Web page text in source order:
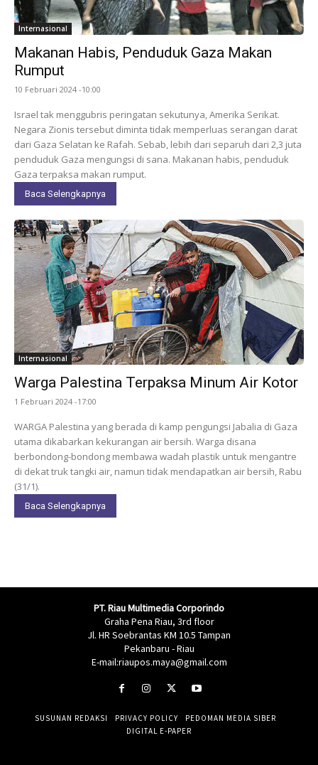
Internasional
Makanan Habis, Penduduk Gaza Makan
Rumput
10 Februari 2024 -10:00
Israel tak menggubris peringatan sekutunya, Amerika Serikat.
Negara Zionis tersebut diminta tidak memperluas serangan darat
dari Gaza Selatan ke Rafah. Sebab, lebih dari separuh dari 2,3 juta
penduduk Gaza mengungsi di sana. Makanan habis, penduduk
Gaza terpaksa makan rumput.
Baca Selengkapnya
Internasional
Warga Palestina Terpaksa Minum Air Kotor
1 Februari 2024 -17:00
WARGA Palestina yang berada di kamp pengungsi Jabalia di Gaza
utama dikabarkan kekurangan air bersih. Warga disana
berbondong-bondong membawa wadah plastik untuk mengantre
di dekat truk tangki air, namun tidak mendapatkan air bersih, Rabu
(31/1).
Baca Selengkapnya
PT. Riau Multimedia Corporindo
Graha Pena Riau, 3rd floor
Jl. HR Soebrantas KM 10.5 Tampan
Pekanbaru - Riau
E-mail:riaupos.maya@gmail.com
SUSUNAN REDAKSI PRIVACY POLICY
PEDOMAN MEDIA SIBER
DIGITAL E-PAPER